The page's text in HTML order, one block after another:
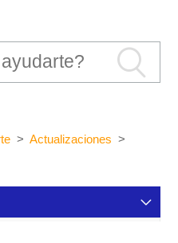
Actualizaciones